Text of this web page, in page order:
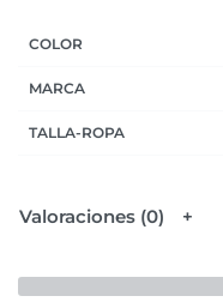
COLOR
MARCA
TALLA-ROPA
Valoraciones (0)